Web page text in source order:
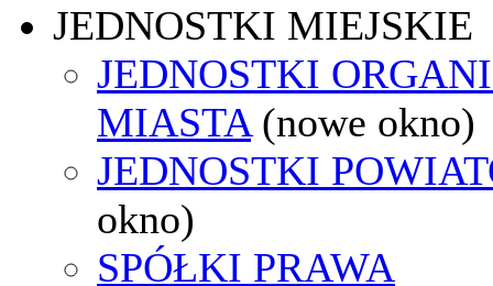
JEDNOSTKI MIEJSKIE
JEDNOSTKI
MIASTA (nowe okno)
JEDNOSTKI
okno)
SPÓŁKI PRAWA